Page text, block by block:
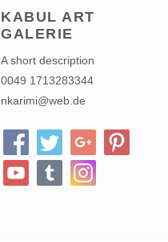
KABUL ART
GALERIE
A short description
0049 1713283344
nkarimi@web.de